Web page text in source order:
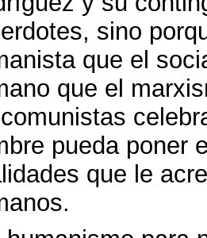
sino
que el
que el
comunistas
pueda poner
que le